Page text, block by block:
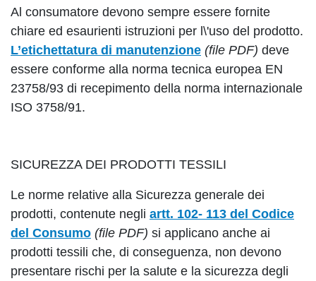
Al consumatore devono sempre essere fornite
chiare ed esaurienti istruzioni per l\'uso del prodotto.
L’etichettatura di manutenzione (file PDF) deve
essere conforme alla norma tecnica europea EN
23758/93 di recepimento della norma internazionale
ISO 3758/91.
SICUREZZA DEI PRODOTTI TESSILI
Le norme relative alla Sicurezza generale dei
prodotti, contenute negli artt. 102- 113 del Codice
del Consumo (file PDF) si applicano anche ai
prodotti tessili che, di conseguenza, non devono
presentare rischi per la salute e la sicurezza degli